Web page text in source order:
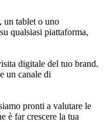
un tablet o uno
qualsiasi piattaforma,
digitale del tuo brand.
un canale di
pronti a valutare le
è far crescere la tua